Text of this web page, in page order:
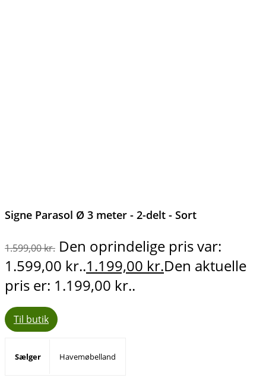
Signe Parasol Ø 3 meter - 2-delt - Sort
1.599,00kr. Den oprindelige pris var:
1.599,00 kr..1.199,00 kr.Den aktuelle
pris er: 1.199,00 kr..
Til butik
Sælger Havemøbelland